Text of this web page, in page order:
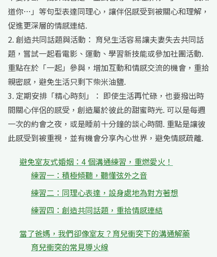
道你…」等句型表達同理心，讓伴侶感受到被關心和理解，
促進更深層的情感連結.
2. 創造共同話題與活動： 育兒生活容易讓夫妻失去共同話
題，嘗試一起看電影、運動、學習新技能或參加社團活動.
重點在於「一起」參與，增加互動和情感交流的機會，重拾
親密感，避免生活只剩下柴米油鹽.
3. 定期安排「精心時刻」： 即使生活再忙碌，也要撥出時
間關心伴侶的感受，創造屬於彼此的甜蜜時光. 可以是每週
一次的約會之夜，或是睡前十分鐘的談心時間. 重點是讓彼
此感受到被重視，並有機會分享內心世界，避免情感疏離.
避免室友式婚姻：4 個溝通練習，重燃愛火！
練習一：積極傾聽，聽懂弦外之音
練習二：同理心表達，設身處地為對方著想
練習四：創造共同話題，重拾情感連結
當了爸媽，我們卻像室友？育兒衝突下的溝通解藥
育兒衝突的常見導火線